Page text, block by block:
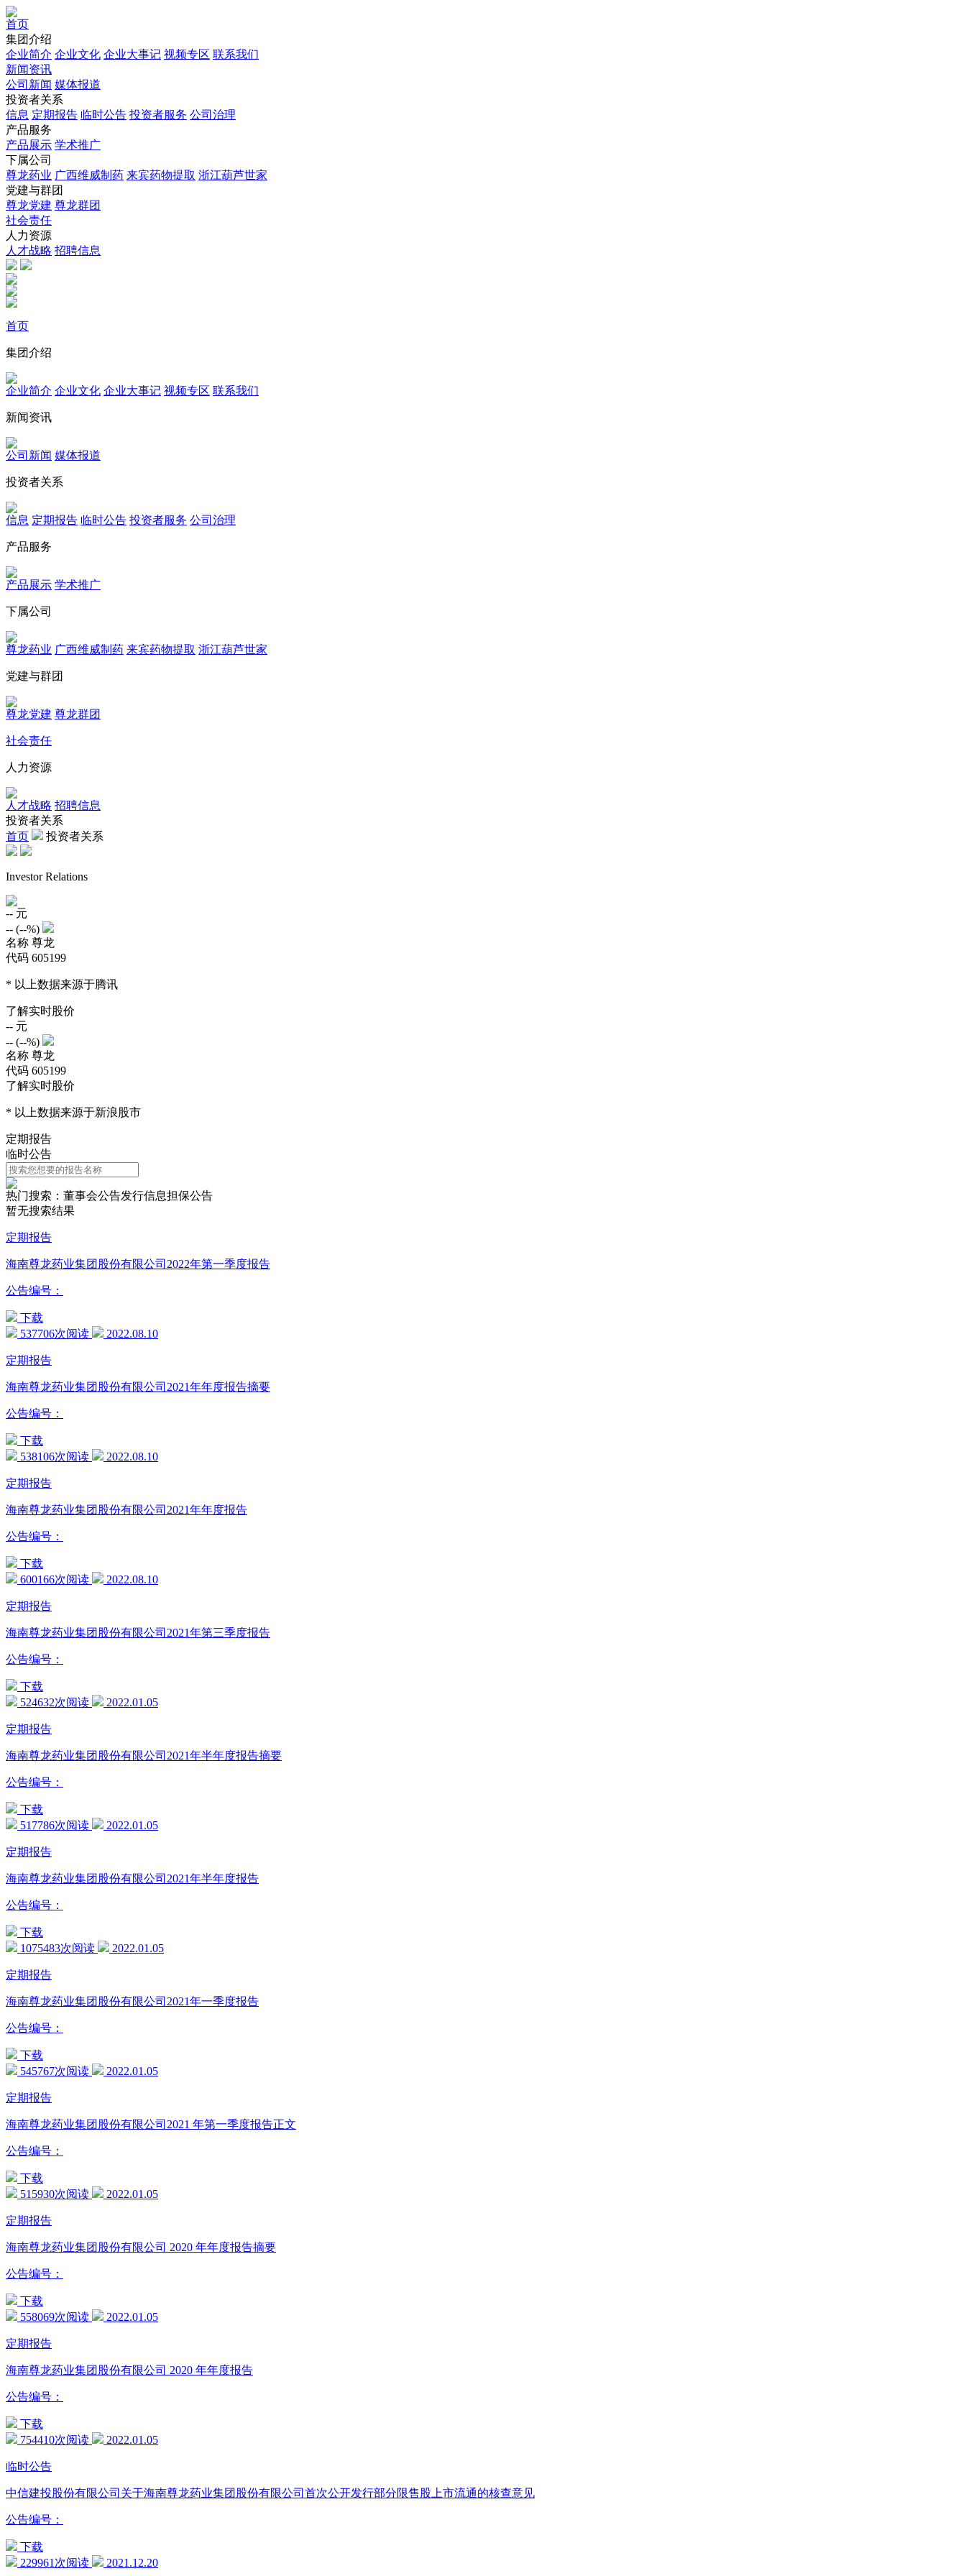
首页
集团介绍
企业简介 企业文化 企业⼤事记 视频专区 联系我们
新闻资讯
公司新闻 媒体报道
投资者关系
信息 定期报告 临时公告 投资者服务 公司治理
产品服务
产品展示 学术推广
下属公司
尊龙药业 广西维威制药 来宾药物提取 浙江葫芦世家
党建与群团
尊龙党建 尊龙群团
社会责任
人力资源
人才战略 招聘信息
首页
集团介绍
企业简介 企业文化 企业⼤事记 视频专区 联系我们
新闻资讯
公司新闻 媒体报道
投资者关系
信息 定期报告 临时公告 投资者服务 公司治理
产品服务
产品展示 学术推广
下属公司
尊龙药业 广西维威制药 来宾药物提取 浙江葫芦世家
党建与群团
尊龙党建 尊龙群团
社会责任
人力资源
人才战略 招聘信息
投资者关系
首页
投资者关系
Investor Relations
-- 元
-- (--%)
名称 尊龙
代码 605199
* 以上数据来源于腾讯
了解实时股价
-- 元
-- (--%)
名称 尊龙
代码 605199
了解实时股价
* 以上数据来源于新浪股市
定期报告
临时公告
热门搜索： 董事会公告发行信息担保公告
暂无搜索结果
定期报告
海南尊龙药业集团股份有限公司2022年第一季度报告
公告编号：
下载
537706次阅读
2022.08.10
定期报告
海南尊龙药业集团股份有限公司2021年年度报告摘要
公告编号：
下载
538106次阅读
2022.08.10
定期报告
海南尊龙药业集团股份有限公司2021年年度报告
公告编号：
下载
600166次阅读
2022.08.10
定期报告
海南尊龙药业集团股份有限公司2021年第三季度报告
公告编号：
下载
524632次阅读
2022.01.05
定期报告
海南尊龙药业集团股份有限公司2021年半年度报告摘要
公告编号：
下载
517786次阅读
2022.01.05
定期报告
海南尊龙药业集团股份有限公司2021年半年度报告
公告编号：
下载
1075483次阅读
2022.01.05
定期报告
海南尊龙药业集团股份有限公司2021年一季度报告
公告编号：
下载
545767次阅读
2022.01.05
定期报告
海南尊龙药业集团股份有限公司2021 年第一季度报告正文
公告编号：
下载
515930次阅读
2022.01.05
定期报告
海南尊龙药业集团股份有限公司 2020 年年度报告摘要
公告编号：
下载
558069次阅读
2022.01.05
定期报告
海南尊龙药业集团股份有限公司 2020 年年度报告
公告编号：
下载
754410次阅读
2022.01.05
临时公告
中信建投股份有限公司关于海南尊龙药业集团股份有限公司首次公开发行部分限售股上市流通的核查意见
公告编号：
下载
229961次阅读
2021.12.20